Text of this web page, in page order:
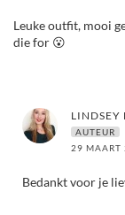
Leuke outfit, mooi
die for 😮
LINDSEY
AUTEUR
29
Bedankt voor je